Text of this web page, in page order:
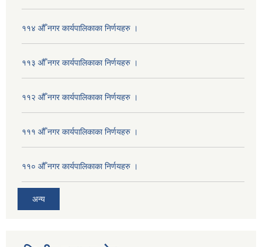
११४ औँ नगर कार्यपालिकाका निर्णयहरु ।
११३ औँ नगर कार्यपालिकाका निर्णयहरु ।
११२ औँ नगर कार्यपालिकाका निर्णयहरु ।
१११ औँ नगर कार्यपालिकाका निर्णयहरु ।
११० औँ नगर कार्यपालिकाका निर्णयहरु ।
अन्य